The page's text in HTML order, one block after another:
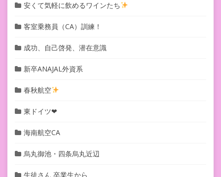
安くて気軽に飲めるワインたち
客室乗務員（CA）訓練！
成功、自己啓発、潜在意識
新卒ANAJAL外資系
春秋航空
東ドイツ❤︎
海南航空CA
烏丸御池・四条烏丸近辺
生徒さん 卒業生から